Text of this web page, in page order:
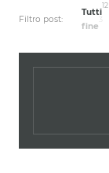
Filtro post:
Tutti
12
fine
3